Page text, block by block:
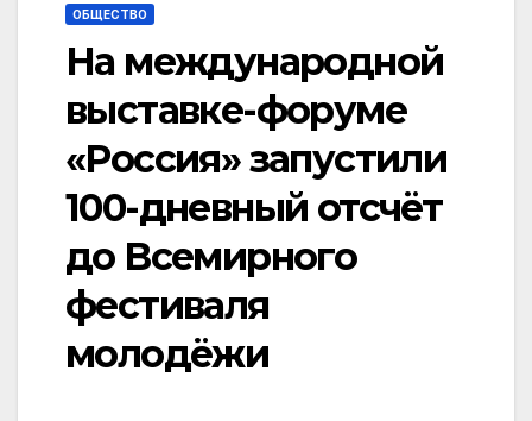
ОБЩЕСТВО
На международной
выставке-форуме
«Россия» запустили
100-дневный отсчёт
до Всемирного
фестиваля
молодёжи